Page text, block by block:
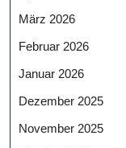
März 2026
Februar 2026
Januar 2026
Dezember 2025
November 2025